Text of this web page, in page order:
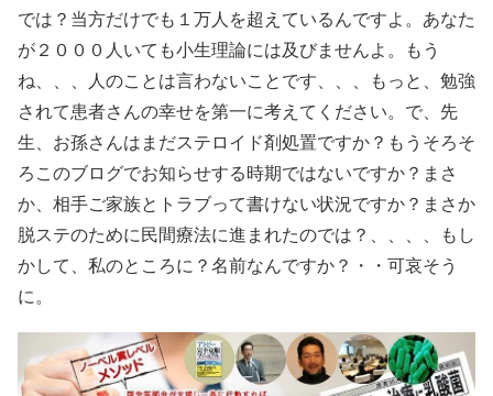
では？当方だけでも１万人を超えているんですよ。あなた
が２０００人いても小生理論には及びませんよ。もう
ね、、、人のことは言わないことです、、、もっと、勉強
されて患者さんの幸せを第一に考えてください。で、先
生、お孫さんはまだステロイド剤処置ですか？もうそろそ
ろこのブログでお知らせする時期ではないですか？まさ
か、相手ご家族とトラブって書けない状況ですか？まさか
脱ステのために民間療法に進まれたのでは？、、、、もし
かして、私のところに？名前なんですか？・・可哀そう
に。